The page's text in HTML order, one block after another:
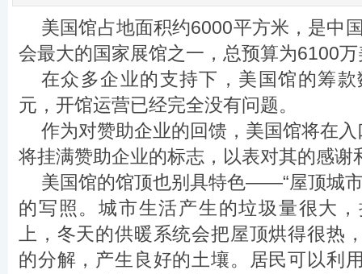
美国馆占地面积约6000平方米，是中
会最大的国家展馆之一，总预算为6100
在众多企业的支持下，美国馆的筹
元，开馆运营已经完全没有问题。
作为对赞助企业的回馈，美国馆将在入
将挂满赞助企业的标志，以表对其的感谢
美国馆的馆顶也别具特色——“屋顶城
的写照。城市生活产生的垃圾量很大
上，冬天的供暖系统会把屋顶烘得很热
的分解，产生良好的土壤。居民可以利